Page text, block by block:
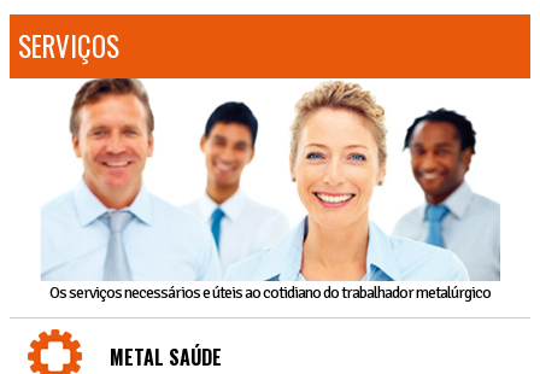
SERVIÇOS
Os serviços necessários e úteis ao cotidiano do trabalhador metalúrgico
METAL SAÚDE